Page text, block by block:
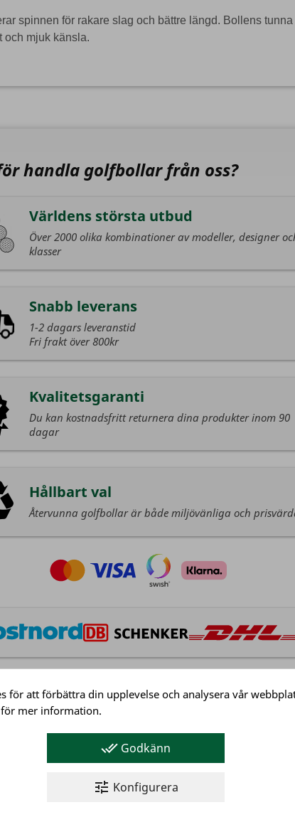
spinnen för rakare slag och bättre längd. Bollens
och mjuk känsla.
handla golfbollar från oss?
Världens största utbud
Över 2000 olika kombinationer av modeller, designer
klasser
Snabb leverans
1-2 dagars leveranstid
Fri frakt över 800kr
Kvalitetsgaranti
Du kan kostnadsfritt returnera dina produkter inom 90
dagar
Hållbart val
Återvunna golfbollar är både miljövänliga och
Kundservice
Köpvillkor
Integritetspolicy
Kundservice
för att förbättra din upplevelse och analysera vår
för mer information.
done_all Godkänn
tune Konfigurera